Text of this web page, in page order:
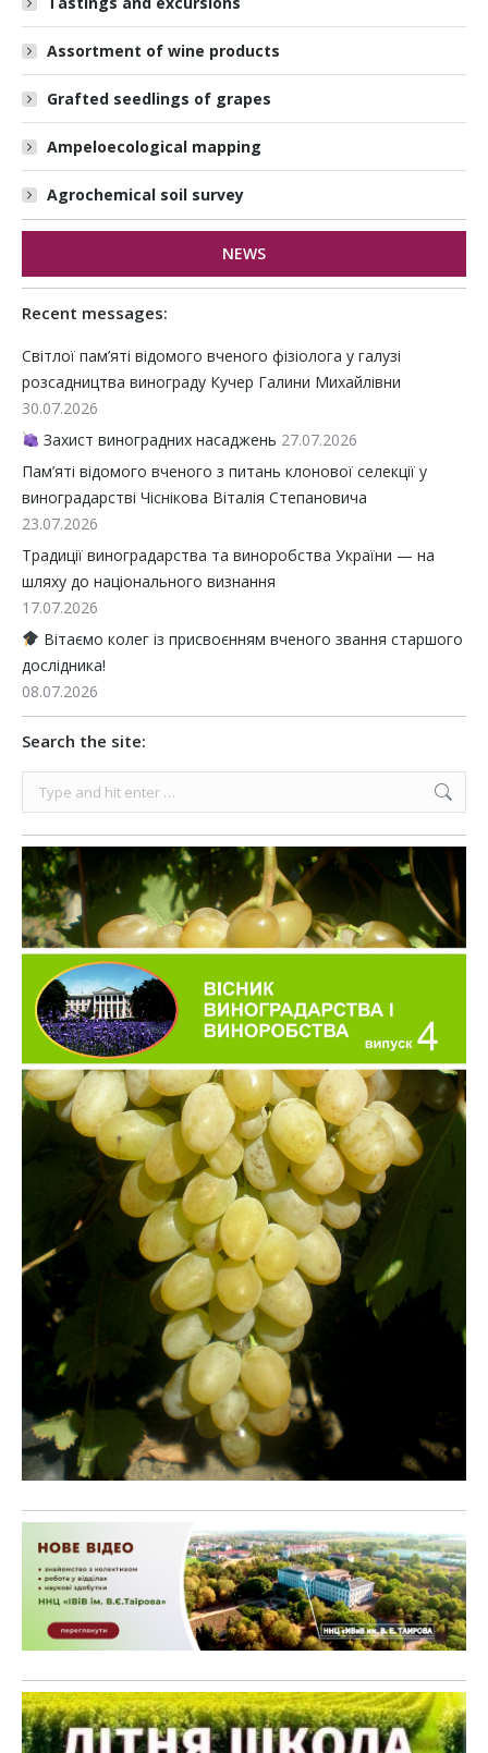
Assortment of wine products
Grafted seedlings of grapes
Ampeloecological mapping
Agrochemical soil survey
NEWS
Recent messages:
Світлої пам’яті відомого вченого фізіолога у галузі
розсадництва винограду Кучер Галини Михайлівни
30.07.2026
Захист виноградних насаджень 27.07.2026
Пам’яті відомого вченого з питань клонової селекції у
виноградарстві Чіснікова Віталія Степановича
23.07.2026
Традиції виноградарства та виноробства України — на
шляху до національного визнання
17.07.2026
Вітаємо колег із присвоєнням вченого звання старшого
дослідника!
08.07.2026
Search the site: